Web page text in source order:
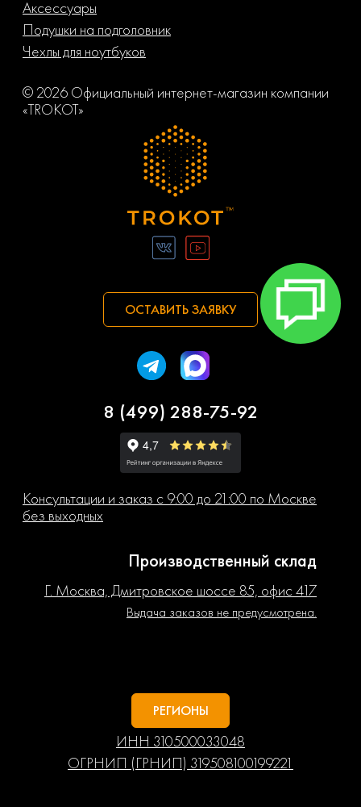
Аксессуары
Подушки на подголовник
Чехлы для ноутбуков
© 2026 Официальный интернет-магазин компании
«TROKOT»
ОСТАВИТЬ ЗАЯВКУ
8 (499) 288-75-92
Консультации и заказ с 9:00 до 21:00 по Москве
без выходных
Производственный склад
Г. Москва, Дмитровское шоссе 85, офис 417
Выдача заказов не предусмотрена.
РЕГИОНЫ
ИНН 310500033048
ОГРНИП (ГРНИП) 319508100199221